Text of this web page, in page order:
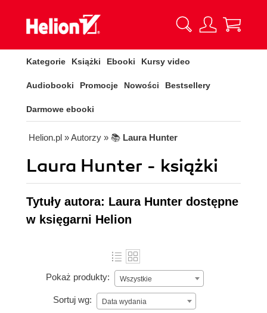
Kategorie Książki Ebooki Kursy video
Audiobooki Promocje Nowości Bestsellery
Darmowe ebooki
Helion.pl » Autorzy » 📚 Laura Hunter
Laura Hunter - książki
Tytuły autora: Laura Hunter dostępne
w księgarni Helion
Pokaż produkty: Wszystkie
Sortuj wg: Data wydania